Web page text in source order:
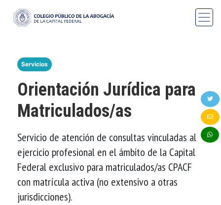
Servicios
Orientación Jurídica para
Matriculados/as
Servicio de atención de consultas vinculadas al
ejercicio profesional en el ámbito de la Capital
Federal exclusivo para matriculados/as CPACF
con matrícula activa (no extensivo a otras
jurisdicciones).